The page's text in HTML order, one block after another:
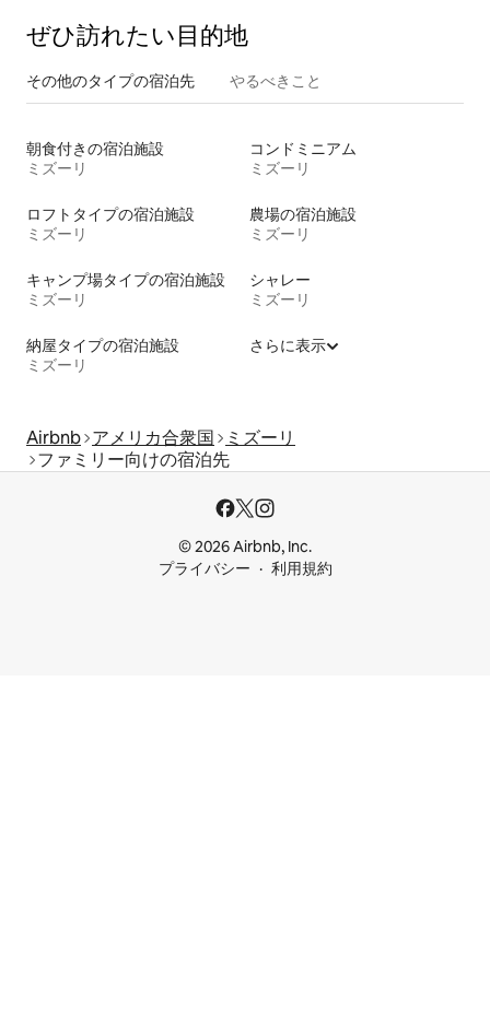
ぜひ訪⁠れ⁠た⁠い目⁠的⁠地
その他のタ⁠イ⁠プ⁠の宿⁠泊⁠先 やるべきこと
朝食付きの宿泊施設
ミズーリ
コンドミニアム
ミズーリ
ロフトタイプの宿泊施設
ミズーリ
農場の宿泊施設
ミズーリ
キャンプ場タイプの宿泊施設
ミズーリ
シャレー
ミズーリ
納屋タイプの宿泊施設
ミズーリ
さらに表示
Airbnb アメリカ合衆国
ミズーリ
ファミリー向けの宿泊先
© 2026 Airbnb, Inc.
プライバシー
利用規約